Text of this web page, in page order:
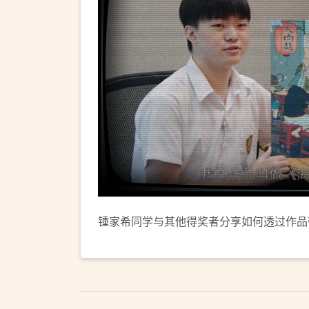
锺家希同学与其他得奖者分享如何透过作